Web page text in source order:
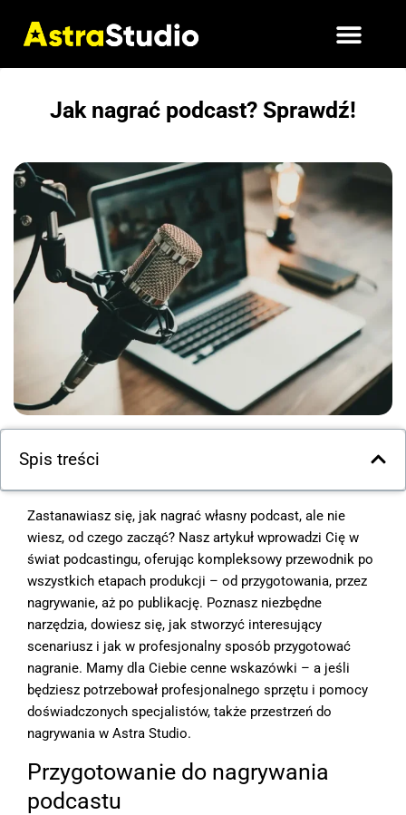
Jak nagrać podcast? Sprawdź!
Spis treści
Zastanawiasz się, jak nagrać własny podcast, ale nie
wiesz, od czego zacząć? Nasz artykuł wprowadzi Cię w
świat podcastingu, oferując kompleksowy przewodnik po
wszystkich etapach produkcji – od przygotowania, przez
nagrywanie, aż po publikację. Poznasz niezbędne
narzędzia, dowiesz się, jak stworzyć interesujący
scenariusz i jak w profesjonalny sposób przygotować
nagranie. Mamy dla Ciebie cenne wskazówki – a jeśli
będziesz potrzebował profesjonalnego sprzętu i pomocy
doświadczonych specjalistów, także przestrzeń do
nagrywania w Astra Studio.
Przygotowanie do nagrywania
podcastu